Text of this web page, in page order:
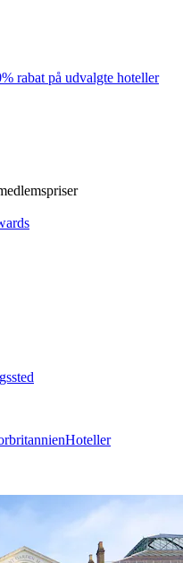
rabat på udvalgte hoteller
Hoteller